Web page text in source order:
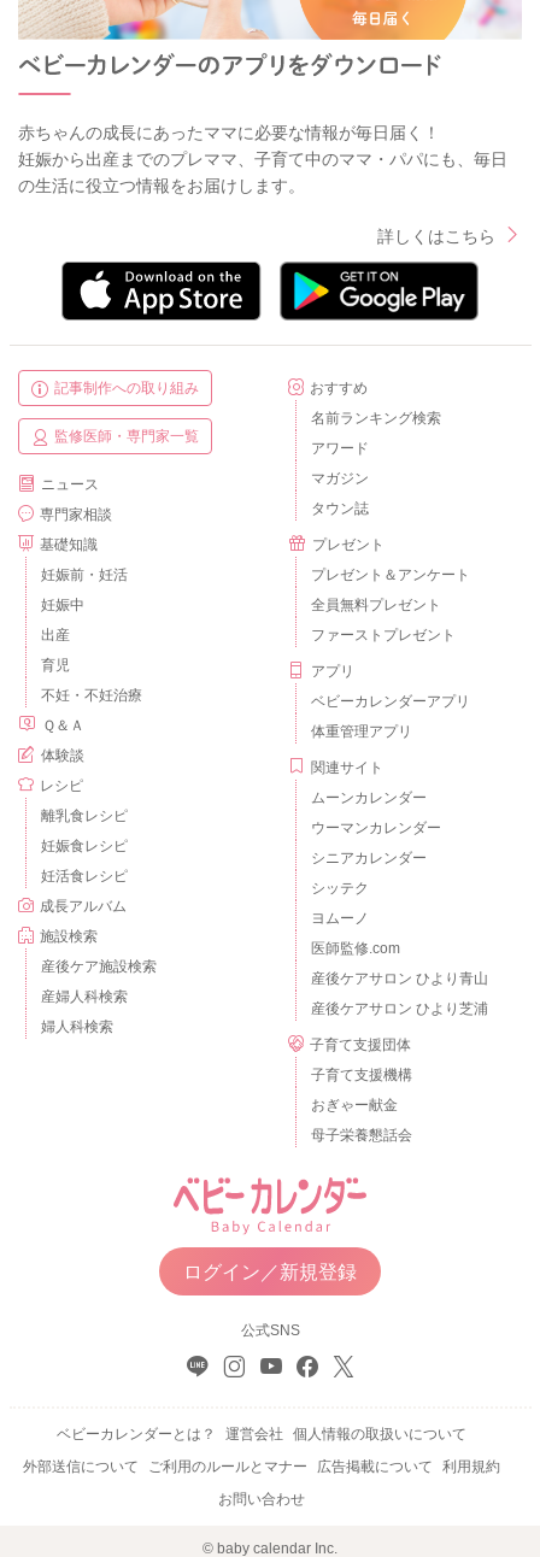
赤ちゃんの成長にあったママに必要な情報が毎日届く！
妊娠から出産までのプレママ、子育て中のママ・パパにも、毎日
の生活に役立つ情報をお届けします。
詳しくはこちら
記事制作への取り組み
監修医師・専門家一覧
ニュース
専門家相談
基礎知識
妊娠前・妊活
妊娠中
出産
育児
不妊・不妊治療
Ｑ＆Ａ
体験談
レシピ
離乳食レシピ
妊娠食レシピ
妊活食レシピ
成長アルバム
施設検索
産後ケア施設検索
産婦人科検索
婦人科検索
おすすめ
名前ランキング検索
アワード
マガジン
タウン誌
プレゼント
プレゼント＆アンケート
全員無料プレゼント
ファーストプレゼント
アプリ
ベビーカレンダーアプリ
体重管理アプリ
関連サイト
ムーンカレンダー
ウーマンカレンダー
シニアカレンダー
シッテク
ヨムーノ
医師監修.com
産後ケアサロン ひより青山
産後ケアサロン ひより芝浦
子育て支援団体
子育て支援機構
おぎゃー献金
母子栄養懇話会
ログイン／新規登録
公式SNS
ベビーカレンダーとは？ 運営会社
個人情報の取扱いについて
外部送信について
ご利用のルールとマナー 広告掲載について
利用規約
お問い合わせ
© baby calendar Inc.